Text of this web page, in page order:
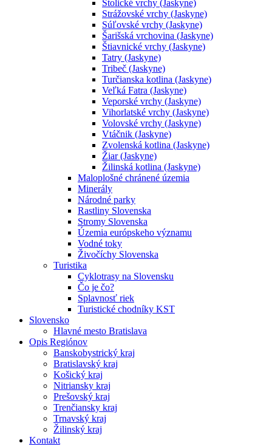
Stolické vrchy (Jaskyne)
Strážovské vrchy (Jaskyne)
Súľovské vrchy (Jaskyne)
Šarišská vrchovina (Jaskyne)
Štiavnické vrchy (Jaskyne)
Tatry (Jaskyne)
Tribeč (Jaskyne)
Turčianska kotlina (Jaskyne)
Veľká Fatra (Jaskyne)
Veporské vrchy (Jaskyne)
Vihorlatské vrchy (Jaskyne)
Volovské vrchy (Jaskyne)
Vtáčnik (Jaskyne)
Zvolenská kotlina (Jaskyne)
Žiar (Jaskyne)
Žilinská kotlina (Jaskyne)
Maloplošné chránené územia
Minerály
Národné parky
Rastliny Slovenska
Stromy Slovenska
Územia európskeho významu
Vodné toky
Živočíchy Slovenska
Turistika
Cyklotrasy na Slovensku
Čo je čo?
Splavnosť riek
Turistické chodníky KST
Slovensko
Hlavné mesto Bratislava
Opis Regiónov
Banskobystrický kraj
Bratislavský kraj
Košický kraj
Nitriansky kraj
Prešovský kraj
Trenčiansky kraj
Trnavský kraj
Žilinský kraj
Kontakt